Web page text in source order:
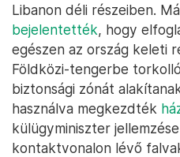
Libanon déli részeiben.
bejelentették, hogy
egészen az ország keleti
Földközi-tengerbe
biztonsági zónát
használva megkezdték
külügyminiszter
kontaktvonalon lévő